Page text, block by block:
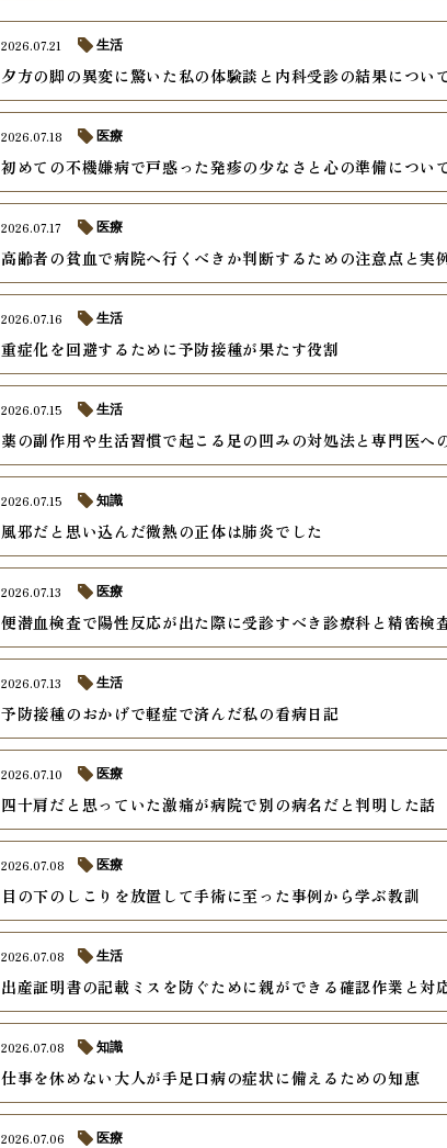
夕方の脚の異変に驚いた私の体験談と内科受診の結果につい
2026.07.21 生活
初めての不機嫌病で戸惑った発疹の少なさと心の準備につい
2026.07.18 医療
高齢者の貧血で病院へ行くべきか判断するための注意点と実
2026.07.17 医療
重症化を回避するために予防接種が果たす役割
2026.07.16 生活
薬の副作用や生活習慣で起こる足の凹みの対処法と専門医へ
2026.07.15 生活
風邪だと思い込んだ微熱の正体は肺炎でした
2026.07.15 知識
便潜血検査で陽性反応が出た際に受診すべき診療科と精密検
2026.07.13 医療
予防接種のおかげで軽症で済んだ私の看病日記
2026.07.13 生活
四十肩だと思っていた激痛が病院で別の病名だと判明した話
2026.07.10 医療
目の下のしこりを放置して手術に至った事例から学ぶ教訓
2026.07.08 医療
出産証明書の記載ミスを防ぐために親ができる確認作業と対
2026.07.08 生活
仕事を休めない大人が手足口病の症状に備えるための知恵
2026.07.08 知識
2026.07.06 医療